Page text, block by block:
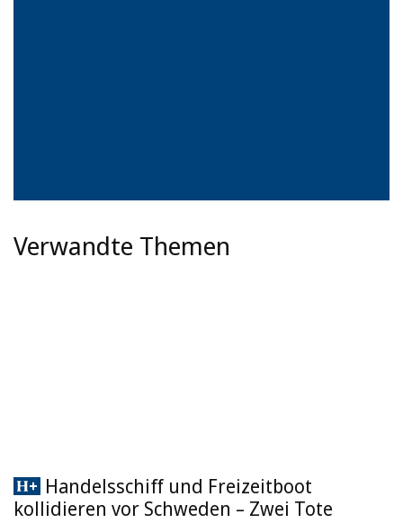
Verwandte Themen
Handelsschiff und Freizeitboot
kollidieren vor Schweden – Zwei Tote